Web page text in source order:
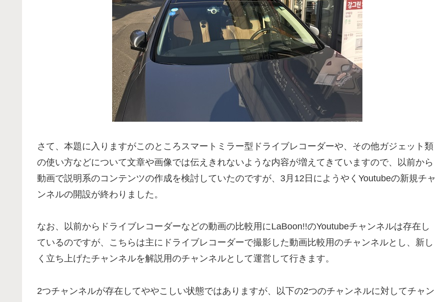
さて、本題に入りますがこのところスマートミラー型ドライブレコーダーや、その他ガジェット類
の使い方などについて文章や画像では伝えきれないような内容が増えてきていますので、以前から
動画で説明系のコンテンツの作成を検討していたのですが、3月12日にようやくYoutubeの新規チャ
ンネルの開設が終わりました。
なお、以前からドライブレコーダーなどの動画の比較用にLaBoon!!のYoutubeチャンネルは存在し
ているのですが、こちらは主にドライブレコーダーで撮影した動画比較用のチャンネルとし、新し
く立ち上げたチャンネルを解説用のチャンネルとして運営して行きます。
2つチャンネルが存在してややこしい状態ではありますが、以下の2つのチャンネルに対してチャン